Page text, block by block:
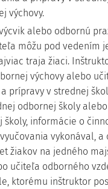
výchovy.
alebo odbornú
môžu pod vedením
traja žiaci.
výchovy alebo
prípravy v strednej
odbornej školy
školy, informácie o
vykonával, a
žiakov na jedného
učiteľa odborného
ktorému inštruktor